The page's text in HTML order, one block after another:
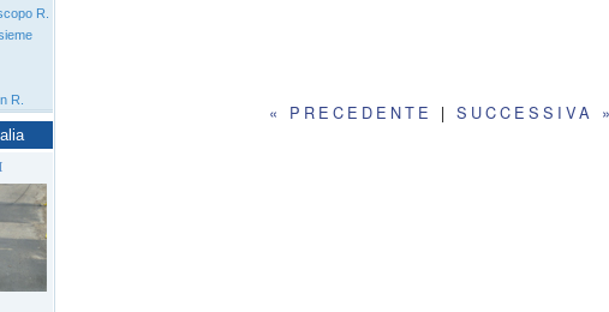
R.
R.
« PRECEDENTE | SUCCESSIVA »